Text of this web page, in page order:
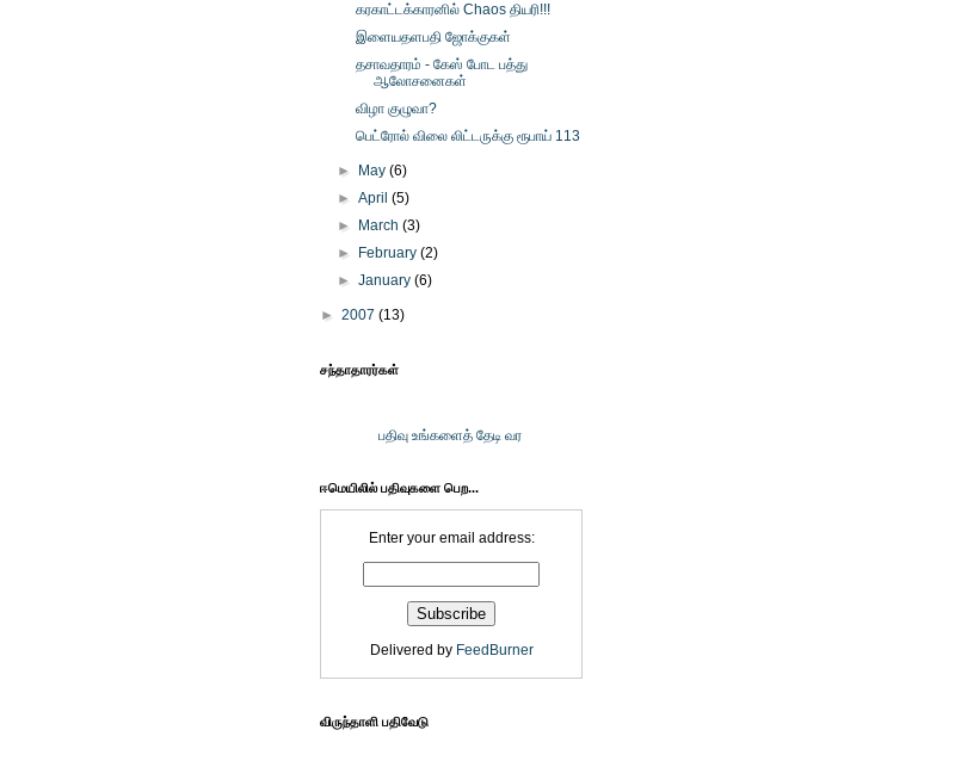
கரகாட்டக்காரனில் Chaos தியரி!!!
இளையதளபதி ஜோக்குகள்
தசாவதாரம் - கேஸ் போட பத்து
ஆலோசனைகள்
விழா குழுவா?
பெட்ரோல் விலை லிட்டருக்கு ரூபாய் 113
► May(6)
►April(5)
►
March(3)
►
February(2)
►January(6)
► 2007 (13)
சந்தாதாரர்கள்
பதிவு உங்களைத் தேடி வர
ஈமெயிலில் பதிவுகளை பெற...
Enter your email address:
Delivered by FeedBurner
விருந்தாளி பதிவேடு